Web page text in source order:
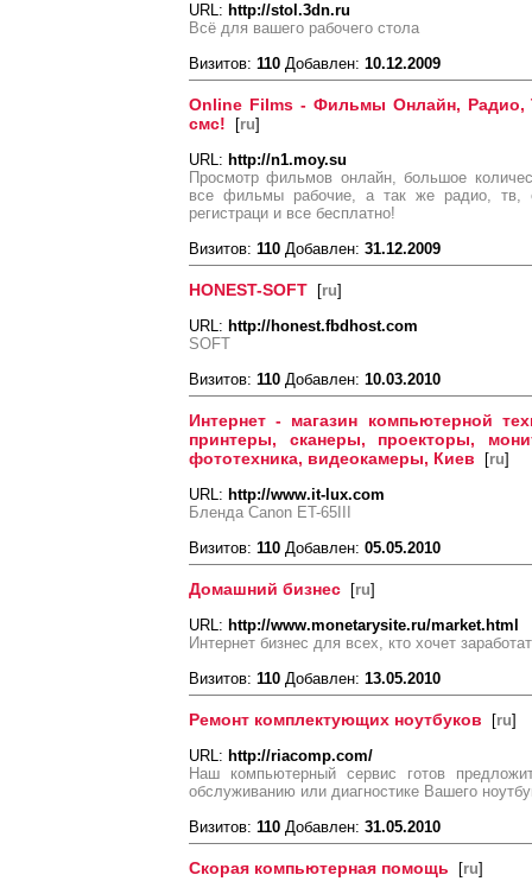
URL: http://stol.3dn.ru
Всё для вашего рабочего стола
Визитов: 110 Добавлен: 10.12.2009
Online Films - Фильмы Онлайн, Радио,
смс! [ru]
URL: http://n1.moy.su
Просмотр фильмов онлайн, большое
все фильмы рабочие, а так же радио, тв,
регистраци и все бесплатно!
Визитов: 110 Добавлен: 31.12.2009
HONEST-SOFT [ru]
URL: http://honest.fbdhost.com
SOFT
Визитов: 110 Добавлен: 10.03.2010
Интернет - магазин компьютерной
принтеры, сканеры, проекторы,
фототехника, видеокамеры, Киев [ru]
URL: http://www.it-lux.com
Бленда Canon ET-65III
Визитов: 110 Добавлен: 05.05.2010
Домашний бизнес [ru]
URL: http://www.monetarysite.ru/market.html
Интернет бизнес для всех, кто хочет
Визитов: 110 Добавлен: 13.05.2010
Ремонт комплектующих ноутбуков [ru]
URL: http://riacomp.com/
Наш компьютерный сервис готов
обслуживанию или диагностике Вашего
Визитов: 110 Добавлен: 31.05.2010
Скорая компьютерная помощь [ru]